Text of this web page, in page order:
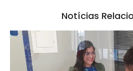
Notícias